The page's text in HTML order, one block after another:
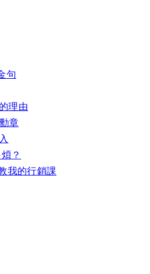
句
理由
章
？
我的行銷課